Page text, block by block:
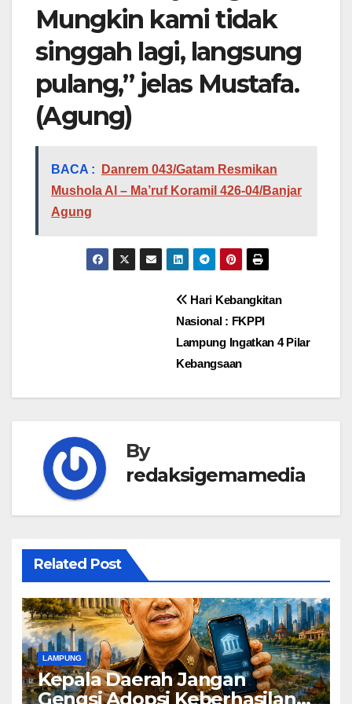
Mungkin kami tidak
singgah lagi, langsung
pulang,” jelas Mustafa.
(Agung)
BACA :
Danrem 043/Gatam Resmikan
Mushola Al – Ma’ruf Koramil 426-04/Banjar
Agung
Hari Kebangkitan
Nasional : FKPPI
Lampung Ingatkan 4 Pilar
Kebangsaan
By
redaksigemamedia
Related Post
LAMPUNG
Kepala Daerah Jangan
Gengsi Adopsi Keberhasilan